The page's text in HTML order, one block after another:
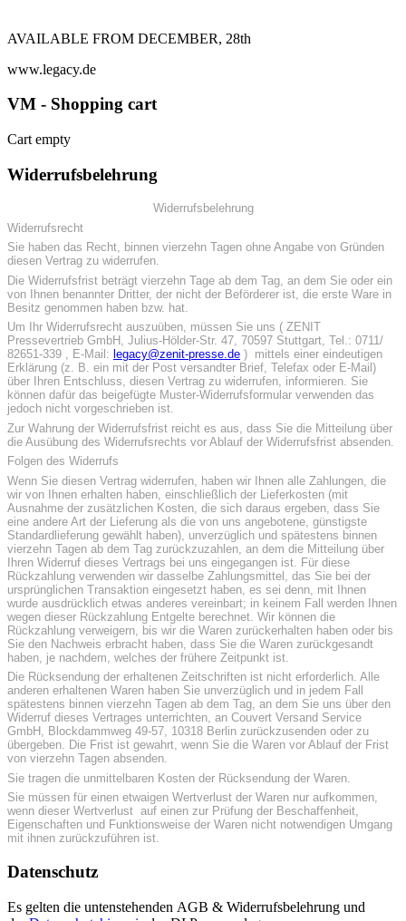
AVAILABLE FROM DECEMBER, 28th
www.legacy.de
VM - Shopping cart
Cart empty
Widerrufsbelehrung
Widerrufsbelehrung
Widerrufsrecht
Sie haben das Recht, binnen vierzehn Tagen ohne Angabe von Gründen
diesen Vertrag zu widerrufen.
Die Widerrufsfrist beträgt vierzehn Tage ab dem Tag, an dem Sie oder ein
von Ihnen benannter Dritter, der nicht der Beförderer ist, die erste Ware in
Besitz genommen haben bzw. hat.
Um Ihr Widerrufsrecht auszuüben, müssen Sie uns ( ZENIT
Pressevertrieb GmbH, Julius-Hölder-Str. 47, 70597 Stuttgart, Tel.: 0711/
82651-339 , E-Mail: legacy@zenit-presse.de ) mittels einer eindeutigen
Erklärung (z. B. ein mit der Post versandter Brief, Telefax oder E-Mail)
über Ihren Entschluss, diesen Vertrag zu widerrufen, informieren. Sie
können dafür das beigefügte Muster-Widerrufsformular verwenden das
jedoch nicht vorgeschrieben ist.
Zur Wahrung der Widerrufsfrist reicht es aus, dass Sie die Mitteilung über
die Ausübung des Widerrufsrechts vor Ablauf der Widerrufsfrist absenden.
Folgen des Widerrufs
Wenn Sie diesen Vertrag widerrufen, haben wir Ihnen alle Zahlungen, die
wir von Ihnen erhalten haben, einschließlich der Lieferkosten (mit
Ausnahme der zusätzlichen Kosten, die sich daraus ergeben, dass Sie
eine andere Art der Lieferung als die von uns angebotene, günstigste
Standardlieferung gewählt haben), unverzüglich und spätestens binnen
vierzehn Tagen ab dem Tag zurückzuzahlen, an dem die Mitteilung über
Ihren Widerruf dieses Vertrags bei uns eingegangen ist. Für diese
Rückzahlung verwenden wir dasselbe Zahlungsmittel, das Sie bei der
ursprünglichen Transaktion eingesetzt haben, es sei denn, mit Ihnen
wurde ausdrücklich etwas anderes vereinbart; in keinem Fall werden Ihnen
wegen dieser Rückzahlung Entgelte berechnet. Wir können die
Rückzahlung verweigern, bis wir die Waren zurückerhalten haben oder bis
Sie den Nachweis erbracht haben, dass Sie die Waren zurückgesandt
haben, je nachdem, welches der frühere Zeitpunkt ist.
Die Rücksendung der erhaltenen Zeitschriften ist nicht erforderlich. Alle
anderen erhaltenen Waren haben Sie unverzüglich und in jedem Fall
spätestens binnen vierzehn Tagen ab dem Tag, an dem Sie uns über den
Widerruf dieses Vertrages unterrichten, an Couvert Versand Service
GmbH, Blockdammweg 49-57, 10318 Berlin zurückzusenden oder zu
übergeben. Die Frist ist gewahrt, wenn Sie die Waren vor Ablauf der Frist
von vierzehn Tagen absenden.
Sie tragen die unmittelbaren Kosten der Rücksendung der Waren.
Sie müssen für einen etwaigen Wertverlust der Waren nur aufkommen,
wenn dieser Wertverlust auf einen zur Prüfung der Beschaffenheit,
Eigenschaften und Funktionsweise der Waren nicht notwendigen Umgang
mit ihnen zurückzuführen ist.
Datenschutz
Es gelten die untenstehenden AGB & Widerrufsbelehrung und